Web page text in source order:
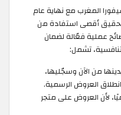
المغرب مع نهاية عام
لتحقيق أقصى استفادة من
عملية فعّالة لضمان
تشمل:
من الآن وسجّليها،
العروض الرسمية.
لأن العروض على متجر